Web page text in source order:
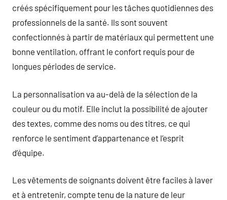
créés spécifiquement pour les tâches quotidiennes des
professionnels de la santé. Ils sont souvent
confectionnés à partir de matériaux qui permettent une
bonne ventilation, offrant le confort requis pour de
longues périodes de service.
La personnalisation va au-delà de la sélection de la
couleur ou du motif. Elle inclut la possibilité de ajouter
des textes, comme des noms ou des titres, ce qui
renforce le sentiment d’appartenance et l’esprit
d’équipe.
Les vêtements de soignants doivent être faciles à laver
et à entretenir, compte tenu de la nature de leur